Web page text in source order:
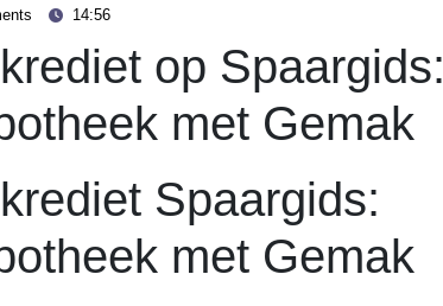
14:56
op Spaargids:
met Gemak
Spaargids:
met Gemak